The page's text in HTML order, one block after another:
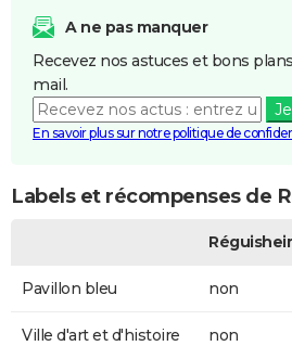
A ne pas manquer
Recevez nos astuces et bons
mail.
En savoir plus sur notre politique de
Labels et récompenses de
Pavillon bleu non
Ville d'art et d'histoire non